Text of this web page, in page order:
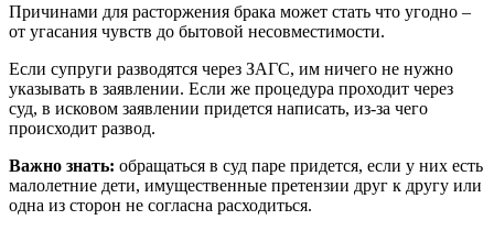
Причинами для расторжения брака может стать что угодно –
от угасания чувств до бытовой несовместимости.
Если супруги разводятся через ЗАГС, им ничего не нужно
указывать в заявлении. Если же процедура проходит через
суд, в исковом заявлении придется написать, из-за чего
происходит развод.
Важно знать: обращаться в суд паре придется, если у них есть
малолетние дети, имущественные претензии друг к другу или
одна из сторон не согласна расходиться.